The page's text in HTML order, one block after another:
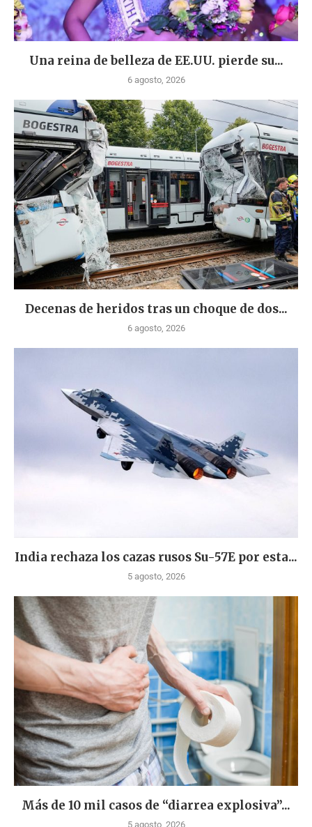
Una reina de belleza de EE.UU. pierde su...
6 agosto, 2026
Decenas de heridos tras un choque de dos...
6 agosto, 2026
India rechaza los cazas rusos Su-57E por esta...
5 agosto, 2026
Más de 10 mil casos de “diarrea explosiva”...
5 agosto, 2026